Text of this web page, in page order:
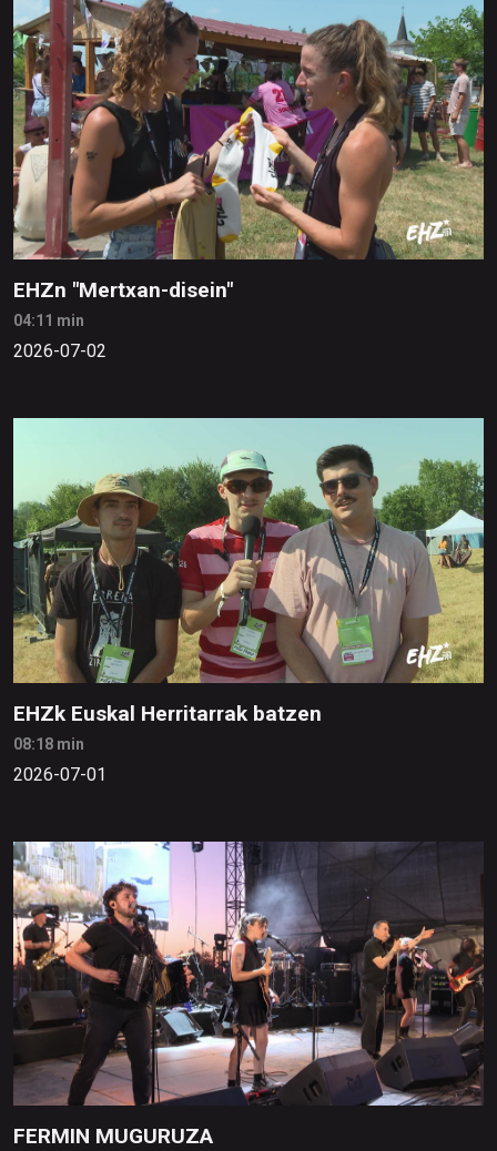
EHZn "Mertxan-disein"
04:11 min
2026-07-02
EHZk Euskal Herritarrak batzen
08:18 min
2026-07-01
FERMIN MUGURUZA